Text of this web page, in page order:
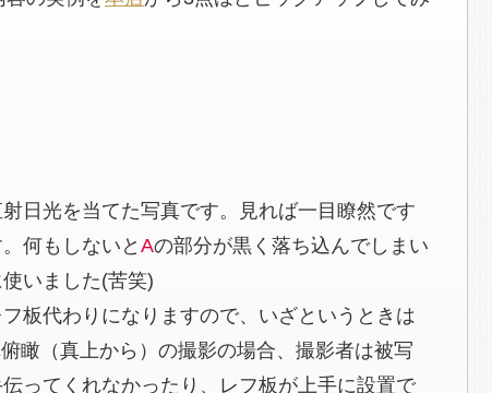
日光を当てた写真です。見れば一目瞭然です
何もしないと Aの部分が黒く落ち込んでしまい
いました(苦笑)
板代わりになりますので、いざというときは
瞰（真上から）の撮影の場合、撮影者は被写
ってくれなかったり、レフ板が上手に設置で